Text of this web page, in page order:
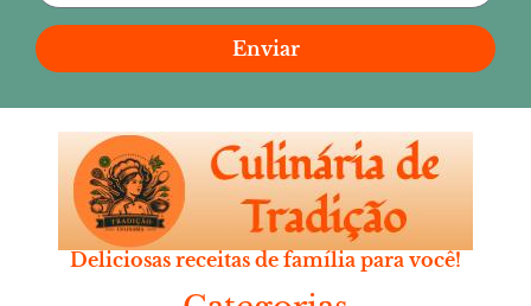
Enviar
Deliciosas receitas de família para você!